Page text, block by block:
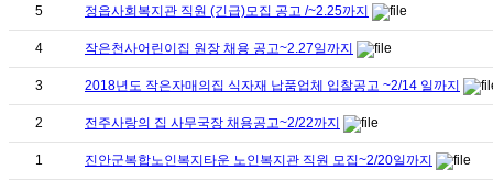
5 정읍사회복지관 직원 (긴급)모집 공고 /~2.25까지
4 작은천사어린이집 원장 채용 공고~2.27일까지
3 2018년도 작은자매의집 식자재 납품업체 입찰공고 ~2/14 일까지
2 전주사랑의 집 사무국장 채용공고~2/22까지
1 진안군복합노인복지타운 노인복지관 직원 모집~2/20일까지